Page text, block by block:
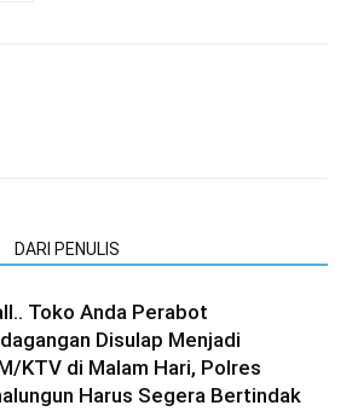
DARI PENULIS
Toko Anda Perabot
Disulap Menjadi
KTV di Malam Hari, Polres
Harus Segera Bertindak